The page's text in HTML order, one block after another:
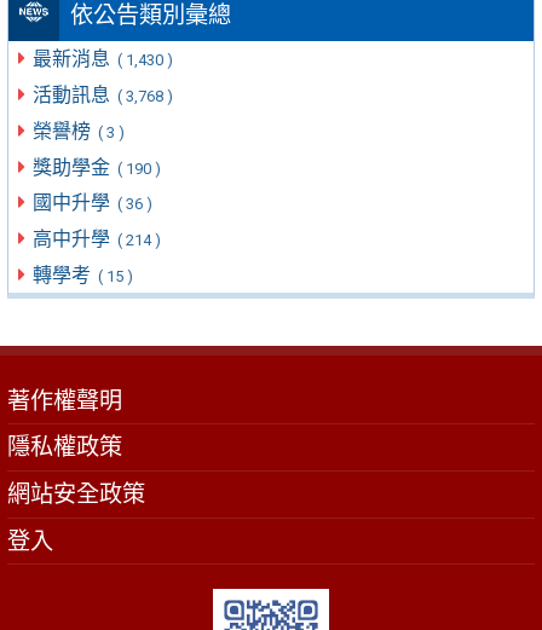
依公告類別彙總
最新消息 ( 1,430 )
活動訊息 ( 3,768 )
榮譽榜 ( 3 )
獎助學金 ( 190 )
國中升學 ( 36 )
高中升學 ( 214 )
轉學考 ( 15 )
著作權聲明
隱私權政策
網站安全政策
登入